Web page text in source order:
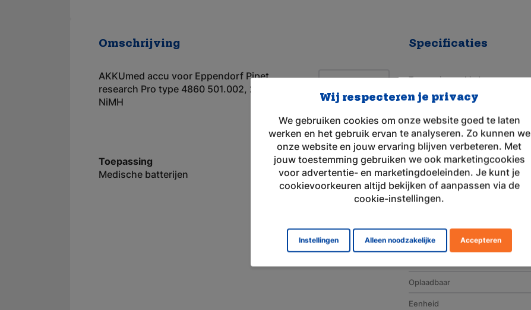
Omschrijving
AKKUmed accu voor Eppendorf Pipet
research Pro type 4860 501.002, 2,4V/1,2Ah
NiMH
Toepassing
Medische batterijen
Specificaties
Toepassingsgebied
Merk
Geschikt voor merk
Artikelnummer
Voltage (V)
Amperage (mAh)
Chemie
Afmeting
Oplaadbaar
Eenheid
Wij respecteren je privacy
We gebruiken cookies om onze website goed te laten
werken en het gebruik ervan te analyseren. Zo kunnen we
onze website en jouw ervaring blijven verbeteren. Met
jouw toestemming gebruiken we ook marketingcookies
voor advertentie- en marketingdoeleinden. Je kunt je
cookievoorkeuren altijd bekijken of aanpassen via de
cookie-instellingen.
Instellingen Alleen noodzakelijke Accepteren